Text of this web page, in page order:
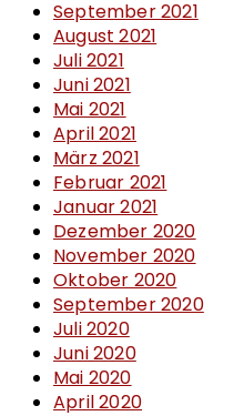
September 2021
August 2021
Juli 2021
Juni 2021
Mai 2021
April 2021
März 2021
Februar 2021
Januar 2021
Dezember 2020
November 2020
Oktober 2020
September 2020
Juli 2020
Juni 2020
Mai 2020
April 2020